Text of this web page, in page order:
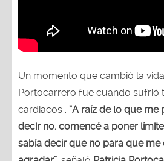
Un momento que cambió la
Portocarrero fue cuando sufrió
cardiacos . “A raíz de lo que
decir no, comencé a poner
sabía decir que no para que me